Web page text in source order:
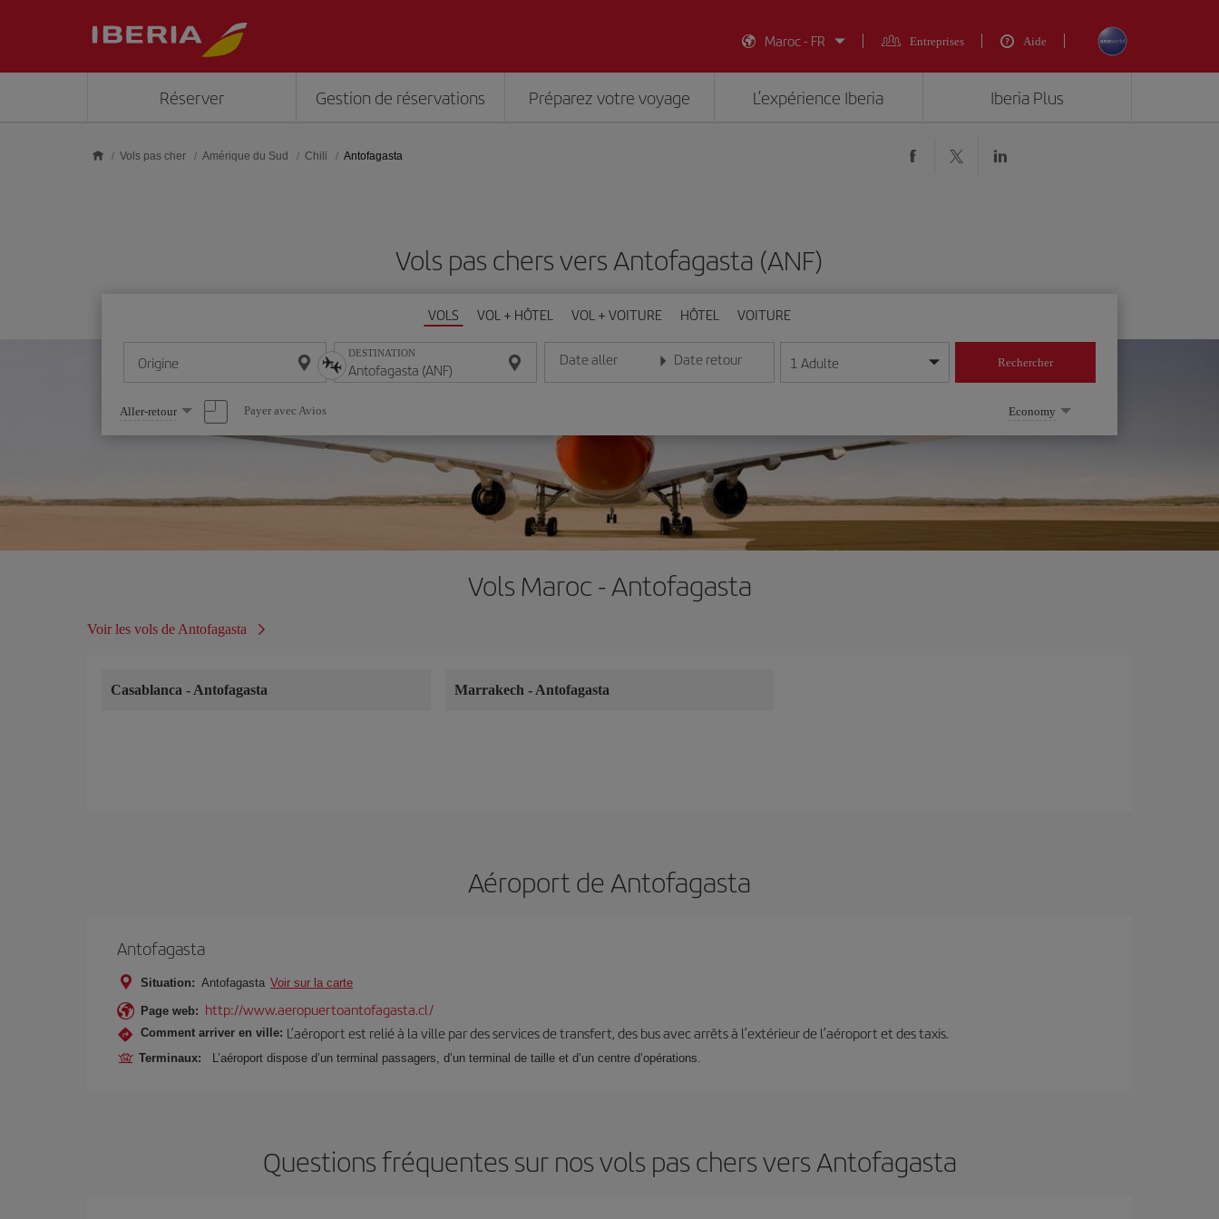
Maroc - FR
Entreprises Aide
Réserver Gestion de réservations Préparez votre voyage L’expérience Iberia Iberia Plus
Vols pas cher Amérique du Sud Chili Antofagasta
Vols pas chers vers Antofagasta (ANF)
VOLS VOL + HÔTEL VOL + VOITURE HÔTEL VOITURE
Origine DESTINATION Date aller
Entrez la date au format jour/mois/année
Date retour
Entrez la date au format jour/mois/année
1 Adulte Rechercher
Sélectionnez
une
option
Aller-retour Payer avec Avios Economy
Vols Maroc - Antofagasta
Voir les vols de Antofagasta
Casablanca - Antofagasta Marrakech - Antofagasta
Aéroport de Antofagasta
Antofagasta
Situation: Antofagasta Voir sur la carte
Page web: http://www.aeropuertoantofagasta.cl/
Comment arriver en ville: L’aéroport est relié à la ville par des services de transfert, des bus avec arrêts à l’extérieur de l’aéroport et des taxis.
Terminaux: L’aéroport dispose d’un terminal passagers, d’un terminal de taille et d’un centre d’opérations.
Questions fréquentes sur nos vols pas chers vers Antofagasta